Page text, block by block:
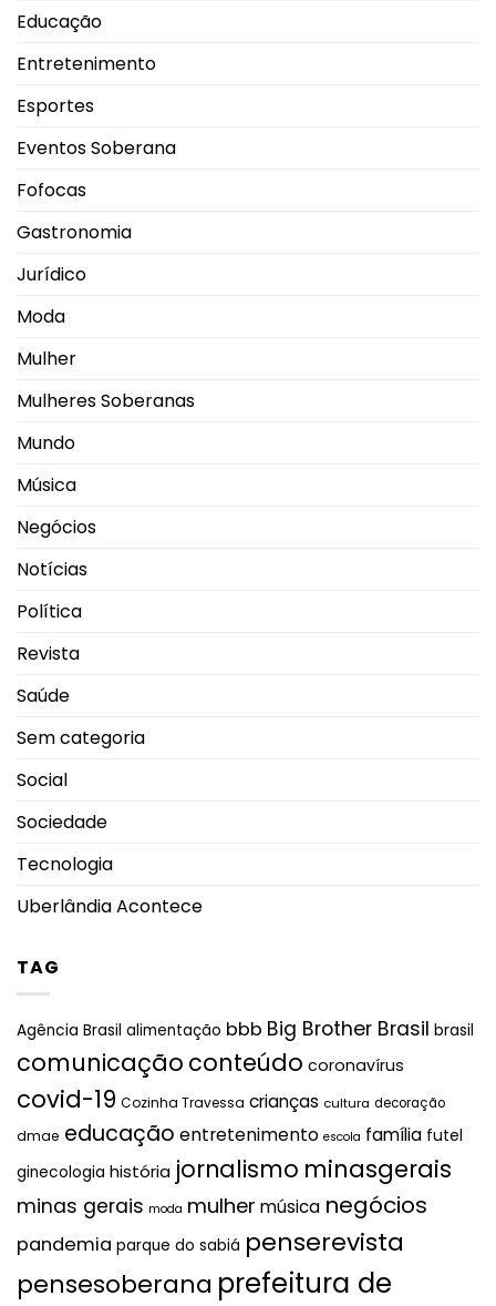
Educação
Entretenimento
Esportes
Eventos Soberana
Fofocas
Gastronomia
Jurídico
Moda
Mulher
Mulheres Soberanas
Mundo
Música
Negócios
Notícias
Política
Revista
Saúde
Sem categoria
Social
Sociedade
Tecnologia
Uberlândia Acontece
TAG
Agência Brasil alimentação bbb Big Brother Brasil brasil
comunicação conteúdo coronavírus
covid-19 Cozinha Travessa crianças cultura decoração
dmae educação entretenimento escola família futel
ginecologia história jornalismo minasgerais
minas gerais moda mulher música negócios
pandemia parque do sabiá penserevista
pensesoberana prefeitura de